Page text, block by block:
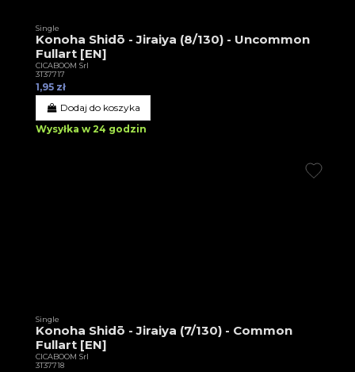
Single
Konoha Shidō - Jiraiya (8/130) - Uncommon
Fullart [EN]
CICABOOM Srl
3T37717
1,95 zł
Dodaj do koszyka
Wysyłka w 24 godzin
Single
Konoha Shidō - Jiraiya (7/130) - Common
Fullart [EN]
CICABOOM Srl
3T37718